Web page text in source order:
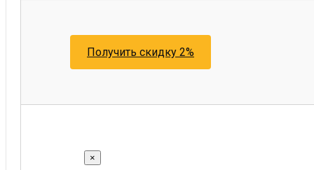
Получить скидку 2%
×